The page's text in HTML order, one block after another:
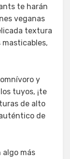
te harán
veganas
textura
y
tuyos, ¡te
de alto
de
más